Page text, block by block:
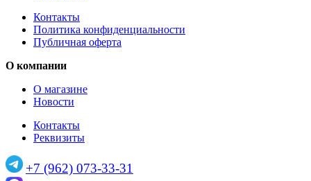
Контакты
Политика конфиденциальности
Публичная оферта
О компании
О магазине
Новости
Контакты
Реквизиты
+7 (962) 073-33-31